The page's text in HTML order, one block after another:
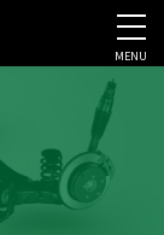
会社案内・採用・IR
MENU